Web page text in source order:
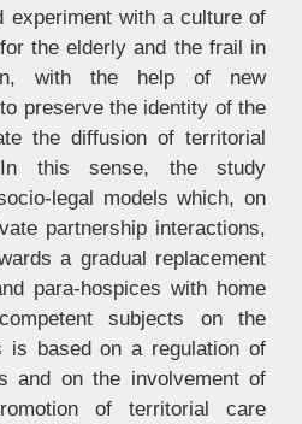
experiment with a culture of
the elderly and the frail in
with the help of new
preserve the identity of the
the diffusion of territorial
In this sense, the study
legal models which, on
partnership interactions,
a gradual replacement
para-hospices with home
subjects on the
is based on a regulation of
and on the involvement of
of territorial care